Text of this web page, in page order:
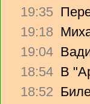
19:35
19:18
19:04
18:54 В
18:52